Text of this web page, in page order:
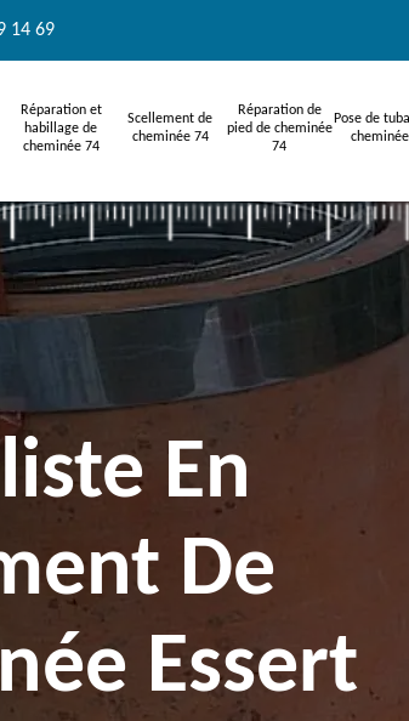
14 69
Réparation et
habillage de
cheminée 74
Scellement de
cheminée 74
Réparation de
pied de cheminée
74
Pose de
En
De
Essert